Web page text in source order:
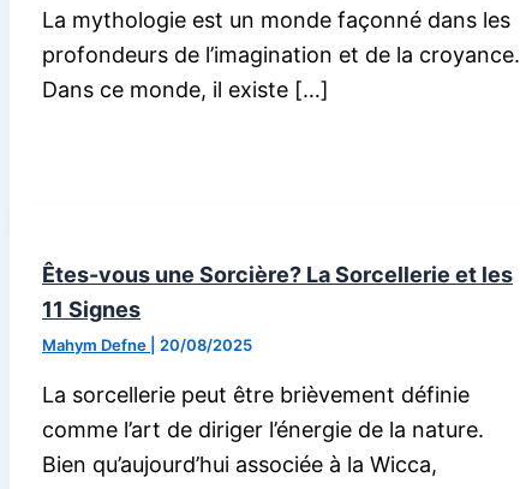
La mythologie est un monde façonné dans les
profondeurs de l’imagination et de la croyance.
Dans ce monde, il existe […]
Êtes-vous une Sorcière? La Sorcellerie et les
11 Signes
Mahym Defne 20/08/2025
La sorcellerie peut être brièvement définie
comme l’art de diriger l’énergie de la nature.
Bien qu’aujourd’hui associée à la Wicca,